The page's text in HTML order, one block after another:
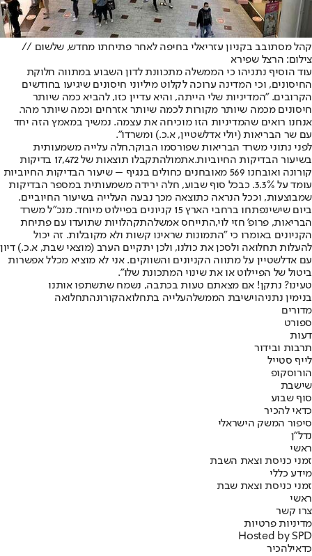
קהל מסתובב בקניון עזריאלי בחיפה לאחר פתיחתו מחדש, שלשום //
צילום: הרצל שפירא
עוד הוסיף נתניהו כי הממשלה מתכוונת לדון השבוע במתווה חלוקת
החיסונים, וכי המדינה ערוכה לקלוט מיליוני חיסונים שיגיעו בחודשים
הקרובים. "המדיניות שלי הייתה, והיא עדיין כזו, להביא כמה שיותר
חיסונים מכמה שיותר מקורות לכמה שיותר אזרחים וכמה שיותר מהר.
אנחנו רואים שהמדיניות הזו מוכיחה את עצמה. נמשיך במאמץ הזה יחד
עם שר הבריאות (יולי אדלשטיין, א.כ.) ומשרדו".
לפני נתוני משרד הבריאות שפורסמו הבוקר,חלה עלייה משמעותית
בשיעור הבדיקות החיוביות.אתמול
התקבלו תוצאות של 17,472 בדיקות
קורונה ואובחנו 569 מאובחנים כחולים בנגיף – שיעור הבדיקות החיוביות
עומד על 3.3%. כבכל סוף שבוע, חלה ירידה משמעותית במספר הבדיקות
שמבוצעות, וככל הנראה כתוצאה מכך נבעה העלייה בשיעור החיוביים.
ביום שישי
נפתחו ברחבי הארץ 15 קניונים בפיילוט מיוחד. מנכ"ל משרד
הבריאות, פרופ' חזי לוי,התייחס אמשלהתקהלויות שתועדו עם פתיחת
הקניונים באומרו כי "התמונות שראינו קשות ולא מקובלות. זה יכול
להעלות תחלואה ולסכן את כולנו, ולכן יתקיים הערב (מוצאי שבת, א.כ.) דיון
עם אדלשטיין על מתווה הקניונים והשווקים. אני לא מוציא מכלל אפשרות
ביטול של הפיילוט או את שינוי המתכונת שלו".
טעינו? נתקן! אם מצאתם טעות בכתבה, נשמח שתשתפו אותנו
בנימין נתניהוישיבת הממשלהעלייה בתחלואהקורונהתחלואה
מדורים
ספורט
דעות
תרבות ובידור
לייף סטייל
הורוסקופ
שישבת
סוף שבוע
כדאי להכיר
סיפור המשק הישראלי
נדל"ן
ראשי
זמני כניסת וצאת השבת
מידע כללי
זמני כניסת וצאת שבת
ראשי
צרו קשר
מדיניות פרטיות
Hosted by SPD
כדאילהכיר